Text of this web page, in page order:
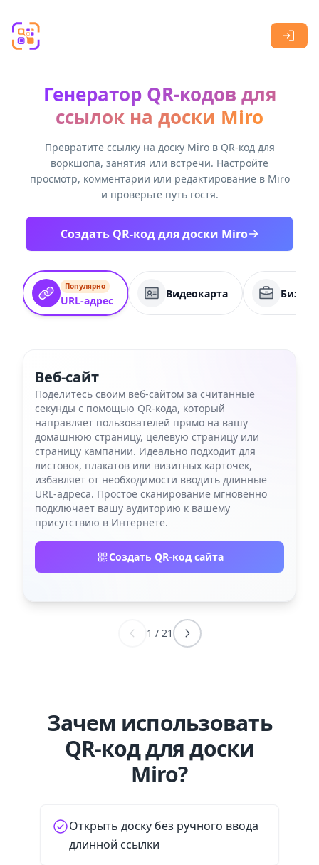
Генератор QR-кодов для
ссылок на доски Miro
Превратите ссылку на доску Miro в QR-код для
воркшопа, занятия или встречи. Настройте
просмотр, комментарии или редактирование в Miro
и проверьте путь гостя.
Создать QR-код для доски Miro
Популярно
URL-адрес
Видеокарта
Веб-сайт
Поделитесь своим веб-сайтом за считанные
секунды с помощью QR-кода, который
направляет пользователей прямо на вашу
домашнюю страницу, целевую страницу или
страницу кампании. Идеально подходит для
листовок, плакатов или визитных карточек,
избавляет от необходимости вводить длинные
URL-адреса. Простое сканирование мгновенно
подключает вашу аудиторию к вашему
присутствию в Интернете.
Создать QR-код сайта
1 / 21
Зачем использовать
QR-код для доски
Miro?
Открыть доску без ручного ввода
длинной ссылки